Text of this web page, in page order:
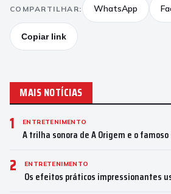
COMPARTILHAR: WhatsApp
Copiar link
MAIS NOTÍCIAS
1 ENTRETENIMENTO
A trilha sonora de A Origem e o
2 ENTRETENIMENTO
Os efeitos práticos impressionantes